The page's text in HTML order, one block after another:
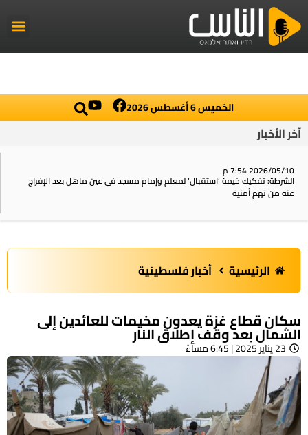
الخميس 6 أغسطس 2026
آخر الأخبار
2026/05/10 7:54 م
الشرطة: تفكيك خيمة ‘استقبال‘ لمعلم وإمام مسجد في عين ماهل بعد الإفراج
عنه من تهم أمنية
الرئيسية أخبار فلسطينية
سكان قطاع غزة يعدون مخيمات للعائدين إلى
الشمال بعد وقف إطلاق النار
23 يناير 2025 | 6:45 مساءً